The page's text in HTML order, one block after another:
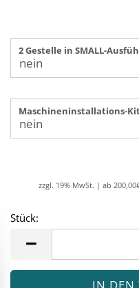
2 Gestelle in SMALL-
Maschineninstallations-
zzgl. 19% MwSt. | ab
Stück: